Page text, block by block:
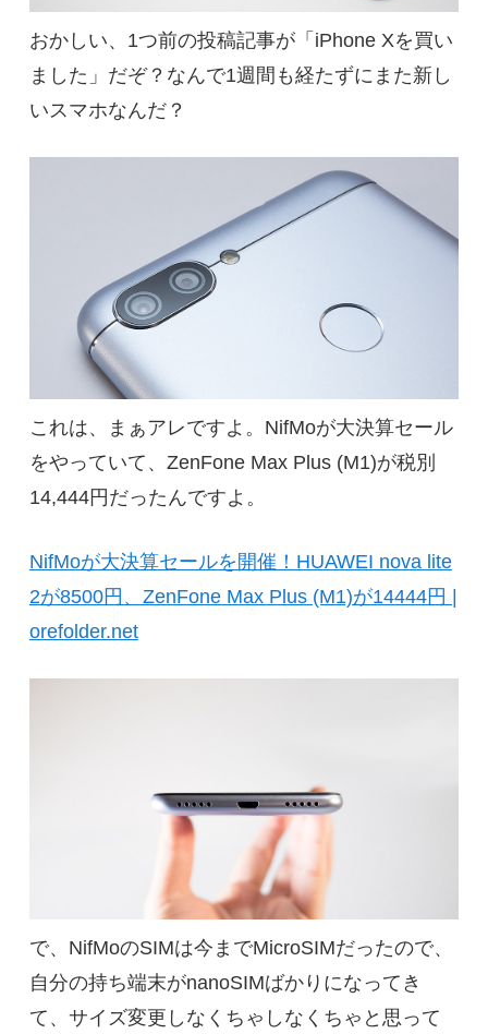
おかしい、1つ前の投稿記事が「iPhone Xを買い
ました」だぞ？なんで1週間も経たずにまた新し
いスマホなんだ？
これは、まぁアレですよ。NifMoが大決算セール
をやっていて、ZenFone Max Plus (M1)が税別
14,444円だったんですよ。
NifMoが大決算セールを開催！HUAWEI nova lite
2が8500円、ZenFone Max Plus (M1)が14444円 |
orefolder.net
で、NifMoのSIMは今までMicroSIMだったので、
自分の持ち端末がnanoSIMばかりになってき
て、サイズ変更しなくちゃしなくちゃと思って